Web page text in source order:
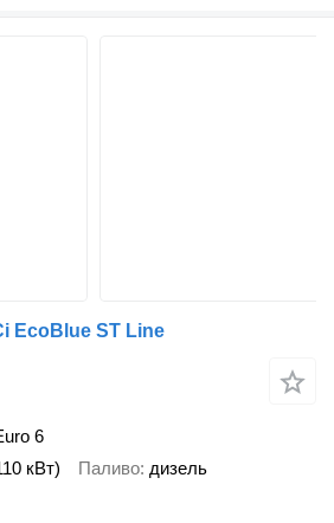
EcoBlue ST Line
6
кВт) Паливо дизель